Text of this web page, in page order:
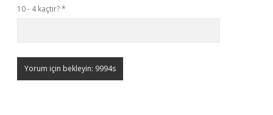
10 - 4 kaçtır?*